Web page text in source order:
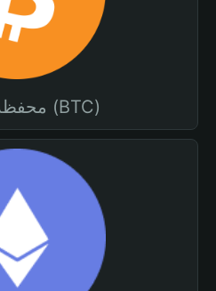
محفظة بيتكوين (BTC)